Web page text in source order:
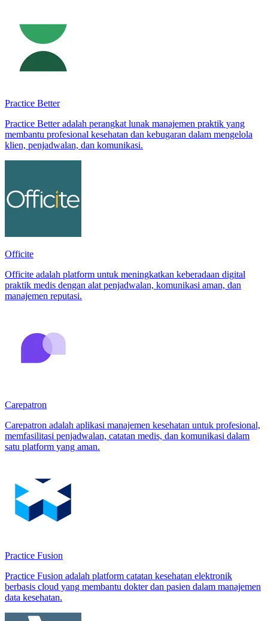
Practice Better
Practice Better adalah perangkat lunak manajemen praktik yang
membantu profesional kesehatan dan kebugaran dalam mengelola
klien, penjadwalan, dan komunikasi.
Officite
Officite adalah platform untuk meningkatkan keberadaan digital
praktik medis dengan alat penjadwalan, komunikasi aman, dan
manajemen reputasi.
Carepatron
Carepatron adalah aplikasi manajemen kesehatan untuk profesional,
memfasilitasi penjadwalan, catatan medis, dan komunikasi dalam
satu platform yang aman.
Practice Fusion
Practice Fusion adalah platform catatan kesehatan elektronik
berbasis cloud yang membantu dokter dan pasien dalam manajemen
data kesehatan.